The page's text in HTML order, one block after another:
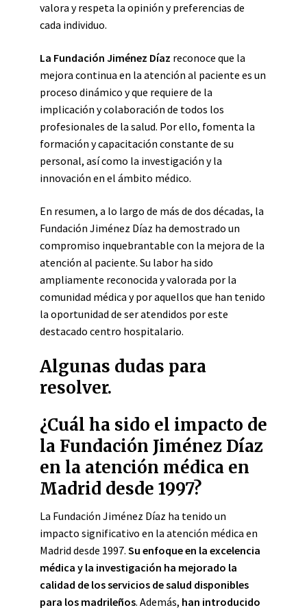
valora y respeta la opinión y preferencias de
cada individuo.
La Fundación Jiménez Díaz reconoce que la
mejora continua en la atención al paciente es un
proceso dinámico y que requiere de la
implicación y colaboración de todos los
profesionales de la salud. Por ello, fomenta la
formación y capacitación constante de su
personal, así como la investigación y la
innovación en el ámbito médico.
En resumen, a lo largo de más de dos décadas, la
Fundación Jiménez Díaz ha demostrado un
compromiso inquebrantable con la mejora de la
atención al paciente. Su labor ha sido
ampliamente reconocida y valorada por la
comunidad médica y por aquellos que han tenido
la oportunidad de ser atendidos por este
destacado centro hospitalario.
Algunas dudas para
resolver.
¿Cuál ha sido el impacto de
la Fundación Jiménez Díaz
en la atención médica en
Madrid desde 1997?
La Fundación Jiménez Díaz ha tenido un
impacto significativo en la atención médica en
Madrid desde 1997. Su enfoque en la excelencia
médica y la investigación ha mejorado la
calidad de los servicios de salud disponibles
para los madrileños. Además, han introducido